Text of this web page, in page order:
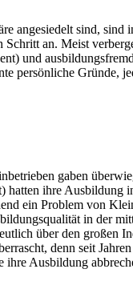
angesiedelt sind, sind
an. Meist
und
persönliche Gründe,
gaben
ihre Ausbildung
ein Problem von
in der
über den großen
denn seit
Ausbildung